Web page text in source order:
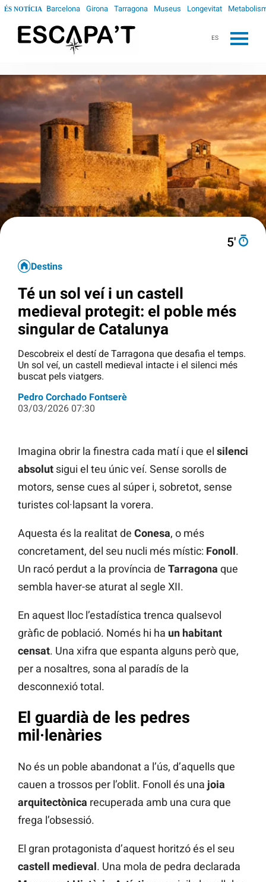
ÉS NOTÍCIA Barcelona Girona Tarragona Museus Longevitat
ES
5′
Destins
Té un sol veí i un castell
medieval protegit: el poble més
singular de Catalunya
Descobreix el destí de Tarragona que desafia el temps.
Un sol veí, un castell medieval intacte i el silenci més
buscat pels viatgers.
Pedro Corchado Fontserè
03/03/2026 07:30
Imagina obrir la finestra cada matí i que el silenci
absolut sigui el teu únic veí. Sense sorolls de
motors, sense cues al súper i, sobretot, sense
turistes col·lapsant la vorera.
Aquesta és la realitat de Conesa, o més
concretament, del seu nucli més místic: Fonoll.
Un racó perdut a la província de Tarragona que
sembla haver-se aturat al segle XII.
En aquest lloc l’estadística trenca qualsevol
gràfic de població. Només hi ha un habitant
censat. Una xifra que espanta alguns però que,
per a nosaltres, sona al paradís de la
desconnexió total.
El guardià de les pedres
mil·lenàries
No és un poble abandonat a l’ús, d’aquells que
cauen a trossos per l’oblit. Fonoll és una joia
arquitectònica recuperada amb una cura que
frega l’obsessió.
El gran protagonista d’aquest horitzó és el seu
castell medieval. Una mola de pedra declarada